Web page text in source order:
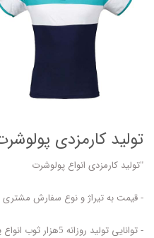
تولید کارمزدی
"تولید کارمزدی انواع پولوشرت
- قیمت به تیراژ و نوع سفارش مشتری